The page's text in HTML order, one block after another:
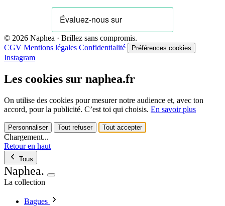
© 2026 Naphea · Brillez sans compromis.
CGV Mentions légales Confidentialité Préférences cookies
Instagram
Les cookies sur naphea.fr
On utilise des cookies pour mesurer notre audience et, avec ton
accord, pour la publicité. C’est toi qui choisis. En savoir plus
Personnaliser Tout refuser Tout accepter
Chargement...
Retour en haut
Tous
Naphea.
La collection
Bagues